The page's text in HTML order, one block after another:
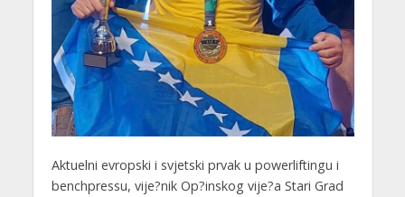
Aktuelni evropski i svjetski prvak u powerliftingu i
benchpressu, vije?nik Op?inskog vije?a Stari Grad